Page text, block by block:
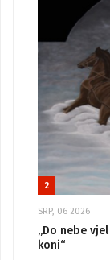
2
SRP, 06 2026
„Do nebe
koni“